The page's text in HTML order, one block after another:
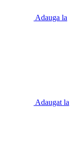
Adauga la
Adaugat la